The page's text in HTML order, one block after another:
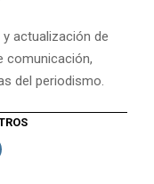
actualización de
comunicación,
del periodismo.